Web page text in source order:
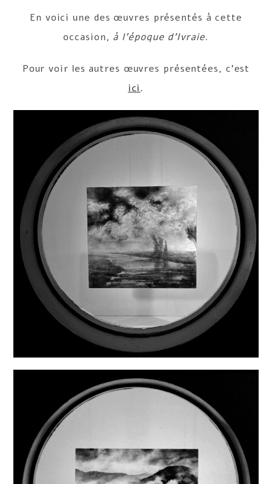
En voici une des œuvres présentés à cette
occasion, à l’époque d’Ivraie.
Pour voir les autres œuvres présentées, c’est
ici.